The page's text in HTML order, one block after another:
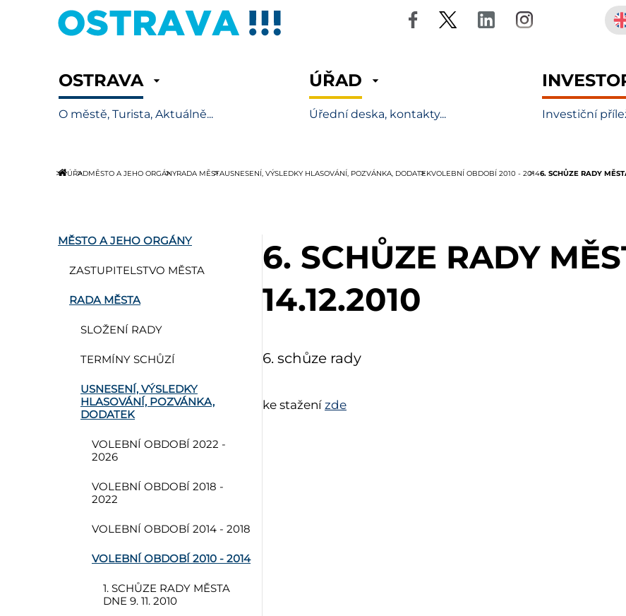
OSTRAVA
O městě, Turista, Aktuálně...
ÚŘAD
Úřední deska, kontakty... Investiční
ÚŘADMĚSTO A JEHO ORGÁNYRADA MĚSTAUSNESENÍ, VÝSLEDKY HLASOVÁNÍ, POZVÁNKA, DODATEKVOLEBNÍ OBDOBÍ 2010 - 20146. SCHŮZE RADY
MĚSTO A JEHO ORGÁNY
ZASTUPITELSTVO MĚSTA
RADA MĚSTA
SLOŽENÍ RADY
TERMÍNY SCHŮZÍ
USNESENÍ, VÝSLEDKY
HLASOVÁNÍ, POZVÁNKA,
DODATEK
VOLEBNÍ OBDOBÍ 2022 -
2026
VOLEBNÍ OBDOBÍ 2018 -
2022
VOLEBNÍ OBDOBÍ 2014 - 2018
VOLEBNÍ OBDOBÍ 2010 - 2014
1. SCHŮZE RADY MĚSTA
DNE 9. 11. 2010
6. SCHŮZE RADY
14.12.2010
6. schůze rady
ke stažení zde